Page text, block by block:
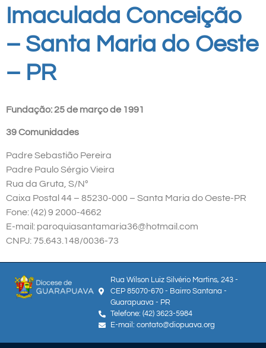
Imaculada Conceição
– Santa Maria do Oeste
– PR
Fundação: 25 de março de 1991
39 Comunidades
Padre Sebastião Pereira
Padre Paulo Sérgio Vieira
Rua da Gruta, S/Nº
Caixa Postal 44 – 85230-000 – Santa Maria do Oeste-PR
Fone: (42) 9 2000-4662
E-mail: paroquiasantamaria36@hotmail.com
CNPJ: 75.643.148/0036-73
Rua Wilson Luiz Silvério Martins, 243 -
CEP 85070-670 - Bairro Santana -
Guarapuava - PR
Telefone: (42) 3623-5984
E-mail: contato@diopuava.org